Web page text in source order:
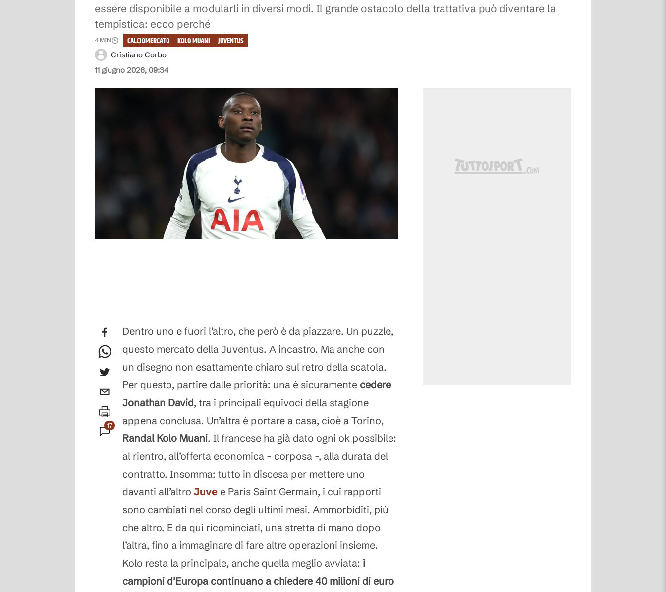
essere disponibile a modularli in diversi modi. Il grande ostacolo della trattativa può diventare la
tempistica: ecco perché
11 giugno 2026, 09:34
Cristiano Corbo
4 MIN JUVENTUS
KOLO MUANI
CALCIOMERCATO
17
Commenti
Dentro uno e fuori l’altro, che però è da piazzare. Un puzzle,
questo mercato della Juventus. A incastro. Ma anche con
un disegno non esattamente chiaro sul retro della scatola.
Per questo, partire dalle priorità: una è sicuramente cedere
Jonathan David, tra i principali equivoci della stagione
appena conclusa. Un’altra è portare a casa, cioè a Torino,
Randal Kolo Muani. Il francese ha già dato ogni ok possibile:
al rientro, all’offerta economica - corposa -, alla durata del
contratto. Insomma: tutto in discesa per mettere uno
davanti all’altro Juve e Paris Saint Germain, i cui rapporti
sono cambiati nel corso degli ultimi mesi. Ammorbiditi, più
che altro. E da qui ricominciati, una stretta di mano dopo
l’altra, fino a immaginare di fare altre operazioni insieme.
Kolo resta la principale, anche quella meglio avviata: i
campioni d’Europa continuano a chiedere 40 milioni di euro